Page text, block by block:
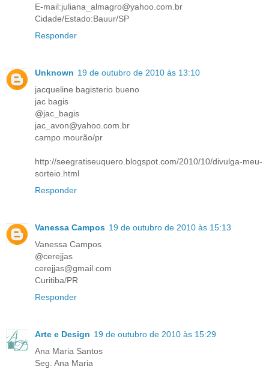
E-mail:juliana_almagro@yahoo.com.br
Cidade/Estado:Bauur/SP
Responder
Unknown 19 de outubro de 2010 às 13:10
jacqueline bagisterio bueno
jac bagis
@jac_bagis
jac_avon@yahoo.com.br
campo mourão/pr
http://seegratiseuquero.blogspot.com/2010/10/divulga-meu-
sorteio.html
Responder
Vanessa Campos 19 de outubro de 2010 às 15:13
Vanessa Campos
@cerejjas
cerejjas@gmail.com
Curitiba/PR
Responder
Arte e Design 19 de outubro de 2010 às 15:29
Ana Maria Santos
Seg. Ana Maria